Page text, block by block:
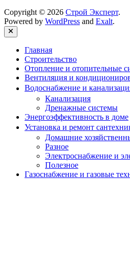
Copyright © 2026 Строй Эксперт.
Powered by WordPress and Exalt.
Close
Главная
Строительство
Отопление и отопительные
Вентиляция и
Водоснабжение и
Канализация
Дренажные системы
Энергоэффективность в доме
Установка и ремонт
Домашние
Разное
Электроснабжение и
Полезное
Газоснабжение и газовые